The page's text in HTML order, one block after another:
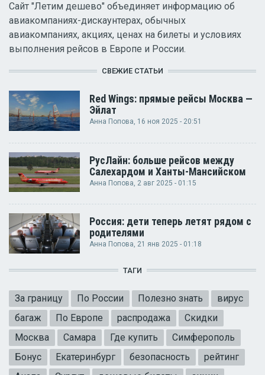
Сайт "Летим дешево" объединяет информацию об
авиакомпаниях-дискаунтерах, обычных
авиакомпаниях, акциях, ценах на билеты и условиях
выполнения рейсов в Европе и России.
СВЕЖИЕ СТАТЬИ
Red Wings: прямые рейсы Москва —
Эйлат
Анна Попова, 16 ноя 2025 - 20:51
РусЛайн: больше рейсов между
Салехардом и Ханты-Мансийском
Анна Попова , 2 авг 2025 - 01:15
Россия: дети теперь летят рядом с
родителями
Анна Попова, 21 янв 2025 - 01:18
ТАГИ
За границу По России Полезно знать
вирус
багаж
По Европе распродажа
Скидки
Москва
Самара Где купить
Симферополь
Бонус
Екатеринбург безопасность
рейтинг